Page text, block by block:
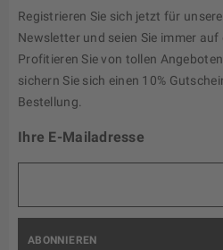
Registrieren Sie sich jetzt für
Newsletter und seien Sie immer
Profitieren Sie von tollen
sichern Sie sich einen 10%
Bestellung.
Ihre E-Mailadresse
ABONNIEREN